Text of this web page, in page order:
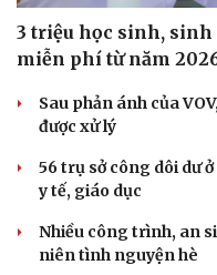
3 triệu học sinh, sinh
miễn phí từ năm
Sau phản ánh của
được xử lý
56 trụ sở công dôi dư
y tế, giáo dục
Nhiều công trình, an
niên tình nguyện hè